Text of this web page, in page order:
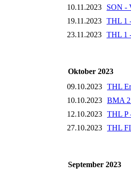
10.11.2023
SON -
19.11.2023 THL 1
23.11.2023 THL 1
Oktober 2023
09.10.2023 THL
10.10.2023 BMA 2
12.10.2023 THL P
27.10.2023 THL
September 2023